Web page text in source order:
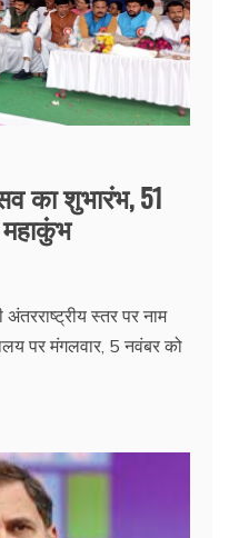
का शुभारंभ, 51
महाकुंभ
स्तर पर नाम
पर मंगलवार, 5 नवंबर को